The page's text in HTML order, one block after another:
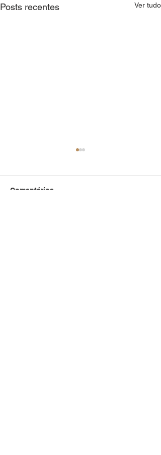
Posts recentes Ver tudo
Comentários